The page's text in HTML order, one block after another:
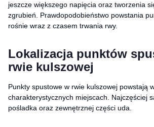
jeszcze większego napięcia oraz tworzenia
zgrubień. Prawdopodobieństwo powstania
rośnie wraz z czasem trwania rwy.
Lokalizacja punktów
rwie kulszowej
Punkty spustowe w rwie kulszowej powstają
charakterystycznych miejscach. Najczęściej
pośladka oraz zewnętrznej części uda.